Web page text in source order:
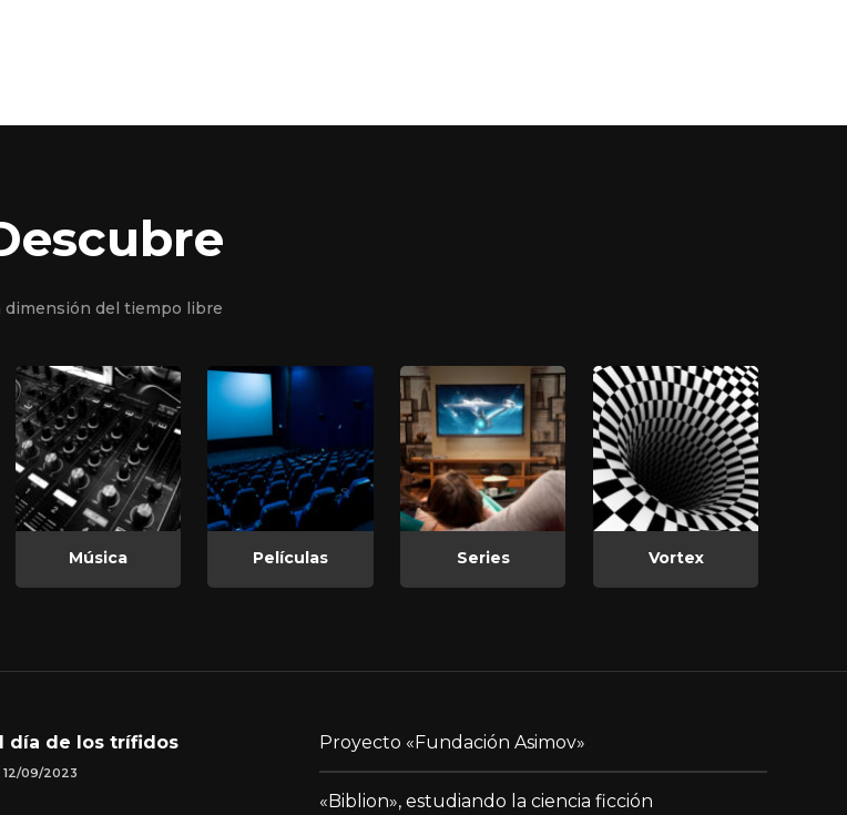
dimensión del tiempo libre
Música Películas Series Vortex
día de los trífidos
12/09/2023
Proyecto «Fundación Asimov»
«Biblion», estudiando la ciencia ficción